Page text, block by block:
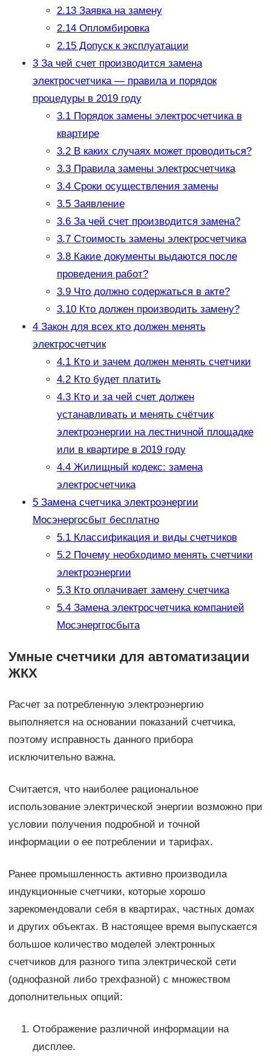
2.13Заявка на замену
2.14Опломбировка
2.15Допуск к эксплуатации
3За чей счет производится замена
электросчетчика — правила и порядок
процедуры в 2019 году
3.1Порядок замены электросчетчика в
квартире
3.2В каких случаях может проводиться?
3.3Правила замены электросчетчика
3.4Сроки осуществления замены
3.5Заявление
3.6За чей счет производится замена?
3.7Стоимость замены электросчетчика
3.8Какие документы выдаются после
проведения работ?
3.9Что должно содержаться в акте?
3.10Кто должен производить замену?
4Закон для всех кто должен менять
электросчетчик
4.1Кто и зачем должен менять счетчики
4.2Кто будет платить
4.3Кто и за чей счет должен
устанавливать и менять счётчик
электроэнергии на лестничной площадке
или в квартире в 2019 году
4.4Жилищный кодекс: замена
электросчетчика
5Замена счетчика электроэнергии
Мосэнергосбыт бесплатно
5.1Классификация и виды счетчиков
5.2Почему необходимо менять счетчики
электроэнергии
5.3Кто оплачивает замену счетчика
5.4Замена электросчетчика компанией
Мосэнерггосбыта
Умные счетчики для автоматизации
ЖКХ
Расчет за потребленную электроэнергию
выполняется на основании показаний счетчика,
поэтому исправность данного прибора
исключительно важна.
Считается, что наиболее рациональное
использование электрической энергии возможно при
условии получения подробной и точной
информации о ее потреблении и тарифах.
Ранее промышленность активно производила
индукционные счетчики, которые хорошо
зарекомендовали себя в квартирах, частных домах
и других объектах. В настоящее время выпускается
большое количество моделей электронных
счетчиков для разного типа электрической сети
(однофазной либо трехфазной) с множеством
дополнительных опций:
Отображение различной информации на
дисплее.